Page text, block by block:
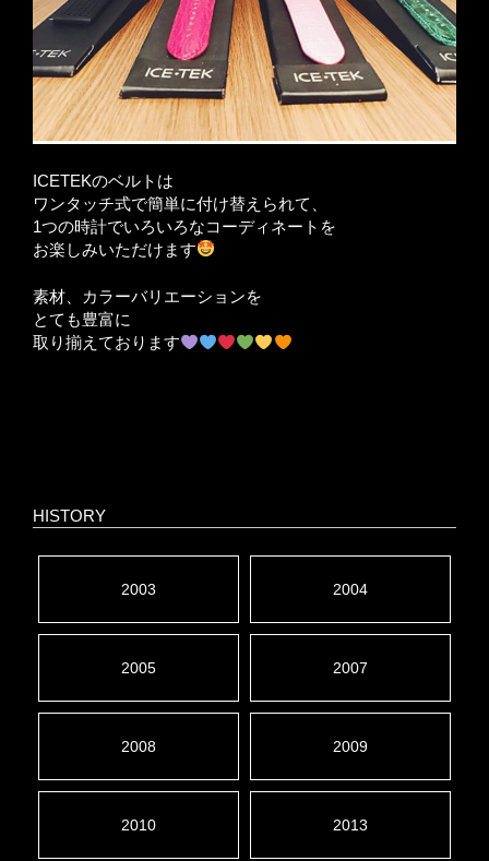
ICETEKのベルトは
ワンタッチ式で簡単に付け替えられて、
1つの時計でいろいろなコーディネートを
お楽しみいただけます
素材、カラーバリエーションを
とても豊富に
取り揃えております
HISTORY
2003 2004
2005 2007
2008 2009
2010 2013